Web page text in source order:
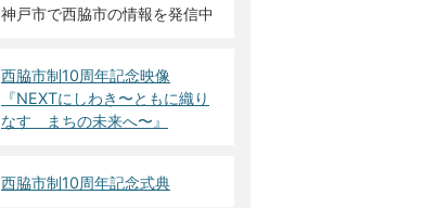
神戸市で西脇市の情報を発信中
西脇市制10周年記念映像
『NEXTにしわき〜ともに織り
なす まちの未来へ〜』
西脇市制10周年記念式典